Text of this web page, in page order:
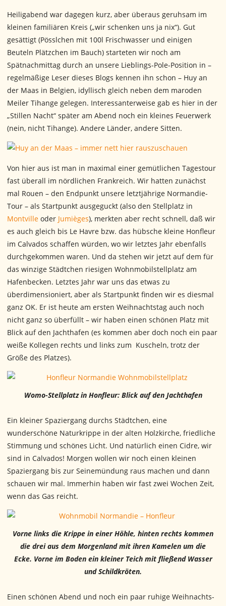
Heiligabend war dagegen kurz, aber überaus geruhsam im
kleinen familiären Kreis („wir schenken uns ja nix“). Gut
gesättigt (Pösslchen mit 100l Frischwasser und einigen
Beuteln Plätzchen im Bauch) starteten wir noch am
Spätnachmittag durch an unsere Lieblings-Pole-Position in –
regelmäßige Leser dieses Blogs kennen ihn schon – Huy an
der Maas in Belgien, idyllisch gleich neben dem maroden
Meiler Tihange gelegen. Interessanterweise gab es hier in der
„Stillen Nacht“ später am Abend noch ein kleines Feuerwerk
(nein, nicht Tihange). Andere Länder, andere Sitten.
Von hier aus ist man in maximal einer gemütlichen Tagestour
fast überall im nördlichen Frankreich. Wir hatten zunächst
mal Rouen – den Endpunkt unsere letztjährige Normandie-
Tour – als Startpunkt ausgeguckt (also den Stellplatz in
Montville oder Jumièges), merkten aber recht schnell, daß wir
es auch gleich bis Le Havre bzw. das hübsche kleine Honfleur
im Calvados schaffen würden, wo wir letztes Jahr ebenfalls
durchgekommen waren. Und da stehen wir jetzt auf dem für
das winzige Städtchen riesigen Wohnmobilstellplatz am
Hafenbecken. Letztes Jahr war uns das etwas zu
überdimensioniert, aber als Startpunkt finden wir es diesmal
ganz OK. Er ist heute am ersten Weihnachtstag auch noch
nicht ganz so überfüllt – wir haben einen schönen Platz mit
Blick auf den Jachthafen (es kommen aber doch noch ein paar
weiße Kollegen rechts und links zum Kuscheln, trotz der
Größe des Platzes).
Womo-Stellplatz in Honfleur: Blick auf den Jachthafen
Ein kleiner Spaziergang durchs Städtchen, eine
wunderschöne Naturkrippe in der alten Holzkirche, friedliche
Stimmung und schönes Licht. Und natürlich einen Cidre, wir
sind in Calvados! Morgen wollen wir noch einen kleinen
Spaziergang bis zur Seinemündung raus machen und dann
schauen wir mal. Immerhin haben wir fast zwei Wochen Zeit,
wenn das Gas reicht.
Vorne links die Krippe in einer Höhle, hinten rechts kommen
die drei aus dem Morgenland mit ihren Kamelen um die
Ecke. Vorne im Boden ein kleiner Teich mit fließend Wasser
und Schildkröten.
Einen schönen Abend und noch ein paar ruhige Weihnachts-